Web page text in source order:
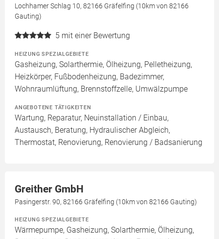
Lochhamer Schlag 10, 82166 Gräfelfing (10km von 82166
Gauting)
5 mit einer Bewertung
HEIZUNG SPEZIALGEBIETE
Gasheizung, Solarthermie, Ölheizung, Pelletheizung,
Heizkörper, Fußbodenheizung, Badezimmer,
Wohnraumlüftung, Brennstoffzelle, Umwälzpumpe
ANGEBOTENE TÄTIGKEITEN
Wartung, Reparatur, Neuinstallation / Einbau,
Austausch, Beratung, Hydraulischer Abgleich,
Thermostat, Renovierung, Renovierung / Badsanierung
Greither GmbH
Pasingerstr. 90, 82166 Gräfelfing (10km von 82166 Gauting)
HEIZUNG SPEZIALGEBIETE
Wärmepumpe, Gasheizung, Solarthermie, Ölheizung,